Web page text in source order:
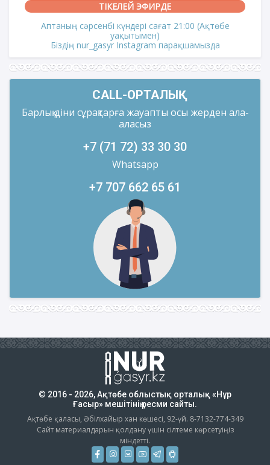
ТІКЕЛЕЙ ЭФИРДЕ
Аптаның сәрсенбі күндері сағат 21:00 (Ақтөбе
уақытымен)
Біздің nur_gasyr Instagram парақшамызда
CALL-ОРТАЛЫҚ
Барлық діни сұрақтарға жауапты осы жерден ала-
аласыз
+7 (71 72) 33 30 30
Whatsapp
+7 707 662 65 61
© 2016 - 2026, Ақтөбе облыстық орталық «Нұр
Ғасыр» мешітінің ресми сайты.
Ақтөбе қаласы, Әбілхайыр хан көшесі, 92-үй. 8-7132-774-349
Сайт материалдарын қолдану үшін сілтеме көрсетуіңіз
міндетті.